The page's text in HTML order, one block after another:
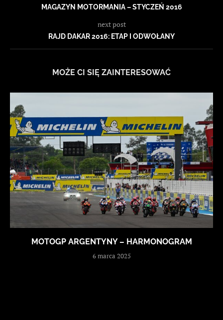
MAGAZYN MOTORMANIA – STYCZEŃ 2016
next post
RAJD DAKAR 2016: ETAP I ODWOŁANY
MOŻE CI SIĘ ZAINTERESOWAĆ
MOTOGP ARGENTYNY – HARMONOGRAM
6 marca 2025